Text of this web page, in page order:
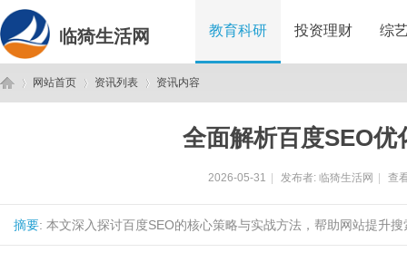
临猗生活网 教育科研 投资理财 综
网站首页 资讯列表 资讯内容
全面解析百度SEO优
2026-05-31 发布者: 临猗生活网 查
摘要: 本文深入探讨百度SEO的核心策略与实战方法，帮助网站提升